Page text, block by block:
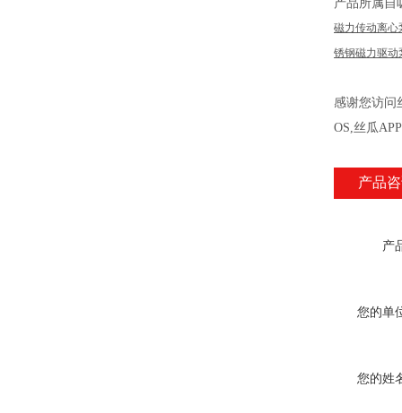
磁力传动离心
锈钢磁力驱动
感谢您访问
OS,丝瓜
产品
产
您的单
您的姓